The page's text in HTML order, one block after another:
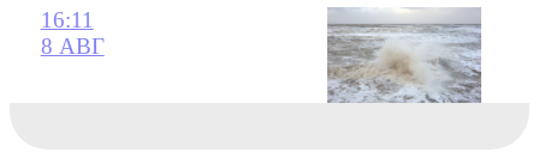
16:11
8 АВГ